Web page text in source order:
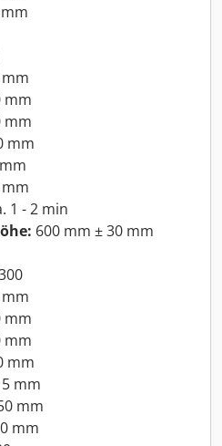
mm
mm
mm
1 - 2 min
600 mm ± 30 mm
mm
mm
mm
mm
mm
mm